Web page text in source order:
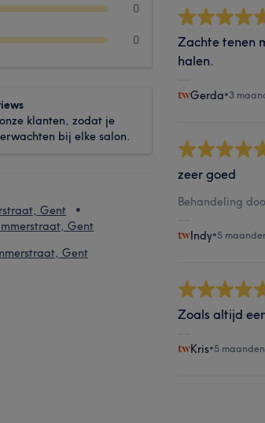
0
0
klanten, zodat je
bij elke salon.
Gent
Gent
Gent
Zachte tenen
halen.
Gerda•3
zeer goed
Behandeling
Indy•5
Zoals altijd
Kris•5